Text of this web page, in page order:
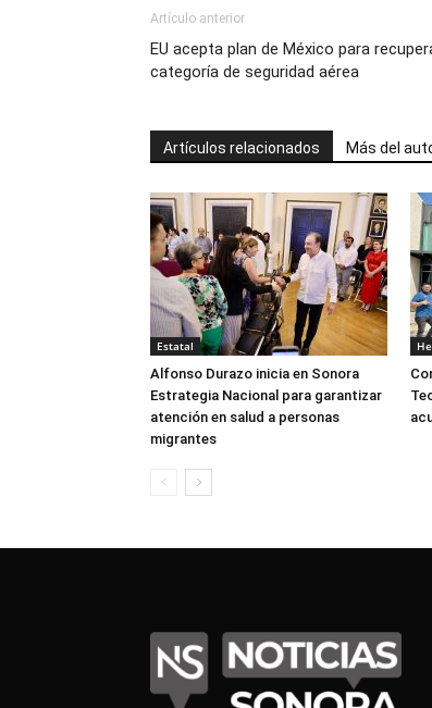
Artículo anterior
EU acepta plan de México para
categoría de seguridad aérea
Artículos relacionados Más del
Estatal
Alfonso Durazo inicia en Sonora
Estrategia Nacional para garantizar
atención en salud a personas
migrantes